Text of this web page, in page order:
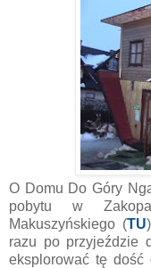
O Domu Do Góry
pobytu w
Makuszyńskiego (TU
razu po przyjeździe
eksplorować tę dość